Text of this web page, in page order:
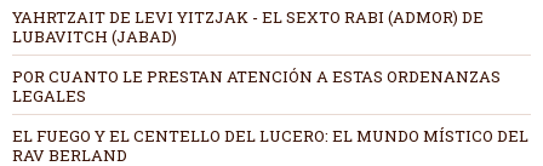
YAHRTZAIT DE LEVI YITZJAK - EL SEXTO RABI (ADMOR) DE
LUBAVITCH (JABAD)
POR CUANTO LE PRESTAN ATENCIÓN A ESTAS ORDENANZAS
LEGALES
EL FUEGO Y EL CENTELLO DEL LUCERO: EL MUNDO MÍSTICO DEL
RAV BERLAND